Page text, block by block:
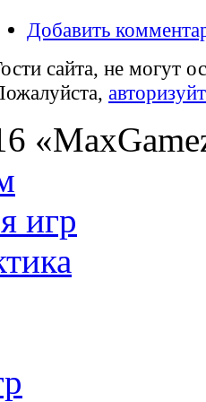
Добавить
сайта, не могут
игр